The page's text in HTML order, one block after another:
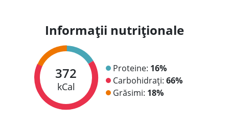
Informații nutriționale
372
kCal
Proteine: 16%
Carbohidrați: 66%
Grăsimi: 18%